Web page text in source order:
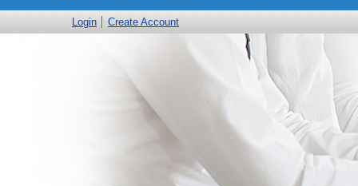
Login Create Account